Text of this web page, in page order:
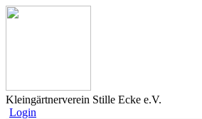
Kleingärtnerverein Stille Ecke e.V.
Login